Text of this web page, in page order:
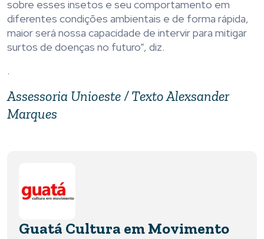
sobre esses insetos e seu comportamento em
diferentes condições ambientais e de forma rápida,
maior será nossa capacidade de intervir para mitigar
surtos de doenças no futuro”, diz.
.
Assessoria Unioeste / Texto Alexsander
Marques
Guatá Cultura em Movimento